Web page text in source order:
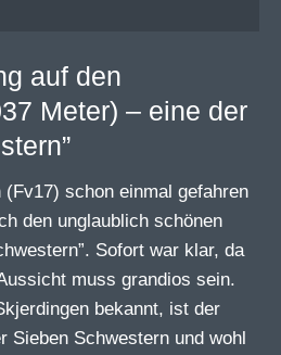
auf den
Meter) – eine der
schon einmal gefahren
den unglaublich schönen
Sofort war klar, da
muss grandios sein.
bekannt, ist der
Sieben Schwestern und wohl